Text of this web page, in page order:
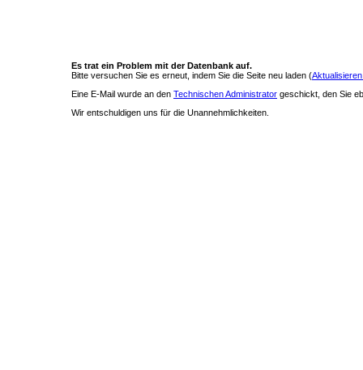
Es trat ein Problem mit der Datenbank auf.
Bitte versuchen Sie es erneut, indem Sie die Seite neu laden (
Eine E-Mail wurde an den Technischen Administrator geschickt, den Sie
Wir entschuldigen uns für die Unannehmlichkeiten.